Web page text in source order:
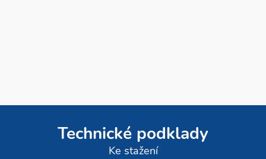
Technické podklady
Ke stažení